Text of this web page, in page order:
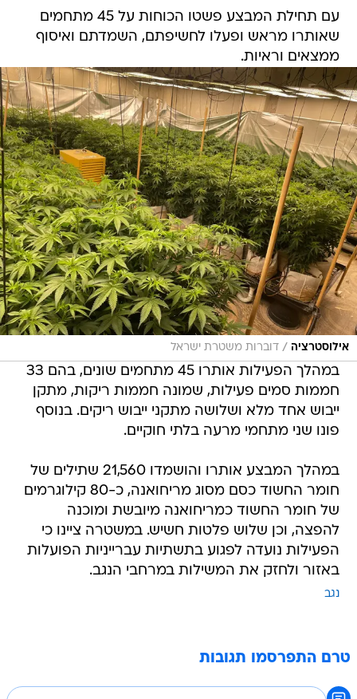
עם תחילת המבצע פשטו הכוחות על 45 מתחמים
שאותרו מראש ופעלו לחשיפתם, השמדתם ואיסוף
ממצאים וראיות.
אילוסטרציה / דוברות משטרת ישראל
במהלך הפעילות אותרו 45 מתחמים שונים, בהם 33
חממות סמים פעילות, שמונה חממות ריקות, מתקן
ייבוש אחד מלא ושלושה מתקני ייבוש ריקים. בנוסף
פונו שני מתחמי מרעה בלתי חוקיים.
במהלך המבצע אותרו והושמדו 21,560 שתילים של
חומר החשוד כסם מסוג מריחואנה, כ-80 קילוגרמים
של חומר החשוד כמריחואנה מיובשת ומוכנה
להפצה, וכן שלוש פלטות חשיש. במשטרה ציינו כי
הפעילות נועדה לפגוע בתשתיות עברייניות הפועלות
באזור ולחזק את המשילות במרחבי הנגב.
נגב
טרם התפרסמו תגובות